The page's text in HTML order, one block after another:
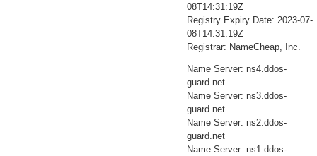
08T14:31:19Z
Registry Expiry Date: 2023-07-
08T14:31:19Z
Registrar: NameCheap, Inc.
Name Server: ns4.ddos-
guard.net
Name Server: ns3.ddos-
guard.net
Name Server: ns2.ddos-
guard.net
Name Server: ns1.ddos-